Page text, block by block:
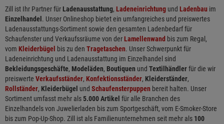
Zill ist Ihr Partner für Ladenausstattung, Ladeneinrichtung und Ladenbau im
Einzelhandel . Unser Onlineshop bietet ein umfangreiches und preiswertes
Ladenausstattungs-Sortiment sowie den gesamten Ladenbedarf für
Schaufenster und Verkaufssräume von derLamellenwand bis zum Regal,
vom Kleiderbügel bis zu den Tragetaschen. Unser Schwerpunkt für
Ladeneinrichtung und Ladenausstattung im Einzelhandel sind
Bekleidungsgeschäfte, Modeläden, Boutiquen und Textilhändlerfür die wir
preiswerte Verkaufsständer, Konfektionsständer, Kleiderständer,
Rollständer, Kleiderbügel und Schaufensterpuppen bereit halten. Unser
Sortiment umfasst mehr als5.000 Artikel für alle Branchen des
Einzelhandels von Juwelierladen bis zum Sportgeschäft, vom E-Smoker-Store
bis zum Pop-Up-Shop. Zill ist als Familienunternehmen seit mehr als 100